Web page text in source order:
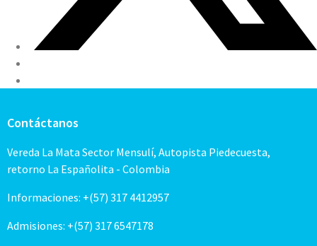
Contáctanos
Vereda La Mata Sector Mensulí, Autopista Piedecuesta,
retorno La Españolita - Colombia
Informaciones: +(57) 317 4412957
Admisiones: +(57) 317 6547178